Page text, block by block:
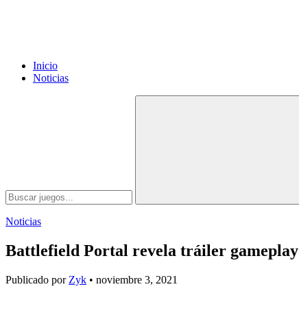
Inicio
Noticias
Noticias
Battlefield Portal revela tráiler gameplay
Publicado por Zyk • noviembre 3, 2021